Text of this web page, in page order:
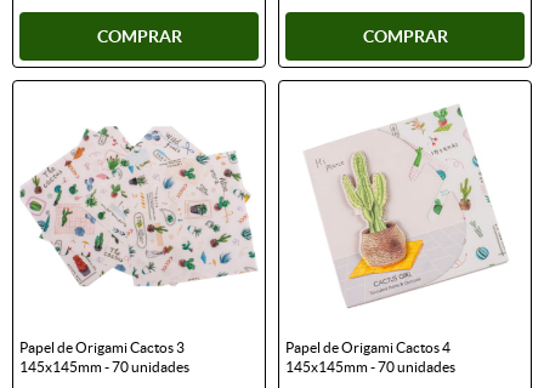
COMPRAR COMPRAR
Papel de Origami Cactos 3
145x145mm - 70 unidades
Papel de Origami Cactos 4
145x145mm - 70 unidades